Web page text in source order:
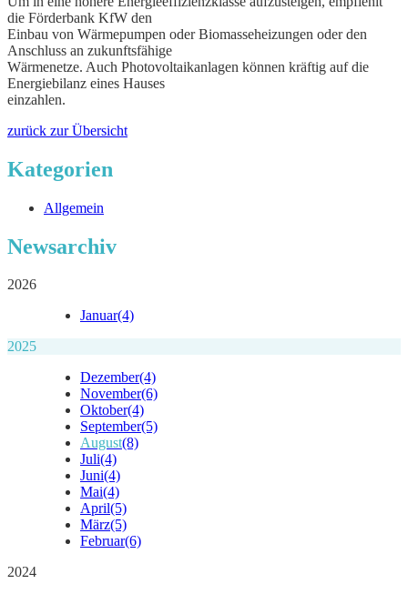
die Förderbank KfW den
Einbau von Wärmepumpen oder Biomasseheizungen oder den
Anschluss an zukunftsfähige
Wärmenetze. Auch Photovoltaikanlagen können kräftig auf die
Energiebilanz eines Hauses
einzahlen.
zurück zur Übersicht
Kategorien
Allgemein
Newsarchiv
2026
Januar(4)
2025
Dezember(4)
November(6)
Oktober(4)
September(5)
August(8)
Juli(4)
Juni(4)
Mai(4)
April(5)
März(5)
Februar(6)
2024